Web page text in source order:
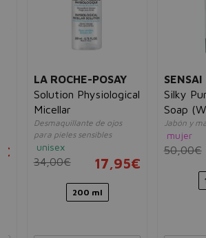
LA ROCHE-POSAY
Solution Physiological
Micellar
Desmaquillante de ojos
para pieles sensibles
unisex
34,00€ 17,95€
200 ml
SENSAI
Silky
Soap
Step 2
Jabón y
mujer
50,00€